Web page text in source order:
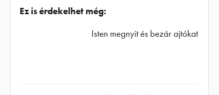
Ez is érdekelhet még:
Isten megnyit és bezár ajtókat